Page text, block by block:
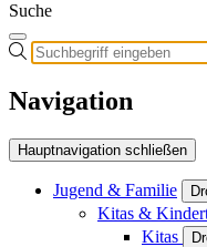
Suche
Navigation
Hauptnavigation schließen
Jugend & Familie
Kitas &
Kitas